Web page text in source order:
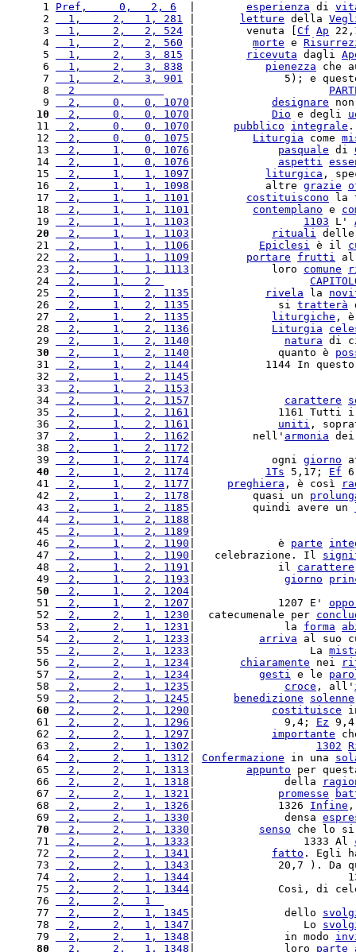
  1
Pref,     0,   2, 6 esperienza di
  2
  1,     2,   1, 281
letture della
  3
  1,     2,   2, 524
|        venuta [ Cf Ap
  4
  1,     2,   2, 560
morte e
  5
  1,     2,   3, 815
ricevuta dagli
  6
  1,     2,   3, 838
pienezza che
  7
  1,     2,   3, 901
|              5); e
  8
  2
  9
  2,     0,   0, 1070
designare
10
  2,     0,   0, 1070
Dio e degli
11
  2,     0,   0, 1070
pubblico integrale
12
  2,     0,   0, 1075
Liturgia come
13
  2,     1,   0, 1076
pasquale di
14
  2,     1,   0, 1076
aspetti
15
  2,     1,   1, 1097
liturgica ,
16
  2,     1,   1, 1098
|           altre grazie
17
  2,     1,   1, 1101
costituiscono la
18
  2,     1,   1, 1101
contemplano e
19
  2,     1,   1, 1103
1103 L'
20
  2,     1,   1, 1103
rituali
21
  2,     1,   1, 1106
Epiclesi è il
22
  2,     1,   1, 1109
portare frutti
23
  2,     1,   1, 1113
|            loro comune
24
  2,     1,   2
25
  2,     1,   2, 1135
rivela la
26
  2,     1,   2, 1135
|             si tratterà
27
  2,     1,   2, 1135
liturgiche ,
28
  2,     1,   2, 1136
Liturgia
29
  2,     1,   2, 1140
natura di
30
  2,     1,   2, 1140
|             quanto è
31
  2,     1,   2, 1144
|           1144 In questo
32
  2,     1,   2, 1145
33
  2,     1,   2, 1153
34
  2,     1,   2, 1157
carattere
35
  2,     1,   2, 1161
|             1161 Tutti
36
  2,     1,   2, 1161
uniti ,
37
  2,     1,   2, 1162
|         nell' armonia
38
  2,     1,   2, 1172
39
  2,     1,   2, 1174
|            ogni giorno
40
  2,     1,   2, 1174
1Ts 5,17; Ef
41
  2,     1,   2, 1177
preghiera , è così
42
  2,     1,   2, 1178
|         quasi un
43
  2,     1,   2, 1185
|         quindi avere un
44
  2,     1,   2, 1188
45
  2,     1,   2, 1189
46
  2,     1,   2, 1190
|             è parte
47
  2,     1,   2, 1190
|   celebrazione. Il
48
  2,     1,   2, 1191
|             il carattere
49
  2,     1,   2, 1193
giorno
50
  2,     1,   2, 1204
51
  2,     1,   2, 1207
|             1207 E'
52
  2,     2,   1, 1230
|  catecumenale per
53
  2,     2,   1, 1231
|              la forma
54
  2,     2,   1, 1233
arriva al suo
55
  2,     2,   1, 1233
|                  La
56
  2,     2,   1, 1234
chiaramente nei
57
  2,     2,   1, 1234
gesti e le
58
  2,     2,   1, 1235
croce , all'
59
  2,     2,   1, 1245
benedizione
solenne
60
  2,     2,   1, 1290
costituisce
61
  2,     2,   1, 1296
|              9,4; Ez
62
  2,     2,   1, 1297
importante
63
  2,     2,   1, 1302
1302
64
  2,     2,   1, 1312
Confermazione in una
65
  2,     2,   1, 1313
appunto per
66
  2,     2,   1, 1318
|              della
67
  2,     2,   1, 1321
promesse
68
  2,     2,   1, 1326
|             1326 Infine
69
  2,     2,   1, 1330
|              densa
70
  2,     2,   1, 1330
senso che lo
71
  2,     2,   1, 1333
|                 1333 Al
72
  2,     2,   1, 1341
fatto . Egli
73
  2,     2,   1, 1343
|             20,7 ). Da
74
  2,     2,   1, 1344
|
75
  2,     2,   1, 1344
|             Così, di
76
  2,     2,   1
77
  2,     2,   1, 1345
|              dello
78
  2,     2,   1, 1347
|                 Lo
79
  2,     2,   1, 1348
|              in modo
80
  2,     2,   1, 1348
|              loro parte